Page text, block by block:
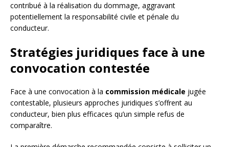
contribué à la réalisation du dommage, aggravant
potentiellement la responsabilité civile et pénale du
conducteur.
Stratégies juridiques face à une
convocation contestée
Face à une convocation à la commission médicale jugée
contestable, plusieurs approches juridiques s’offrent au
conducteur, bien plus efficaces qu’un simple refus de
comparaître.